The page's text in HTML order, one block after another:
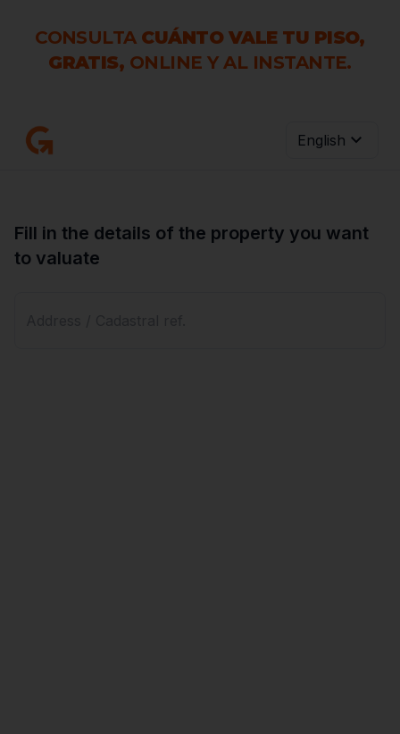
CONSULTA CUÁNTO VALE TU PISO,
GRATIS, ONLINE Y AL INSTANTE.